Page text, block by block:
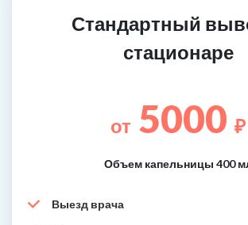
Стандартный
стационаре
от 5000 ₽
Объем капельницы 400
Выезд врача